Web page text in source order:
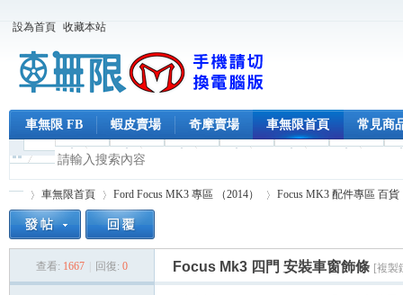
設為首頁 收藏本站
車無限 FB 蝦皮賣場 奇摩賣場 車無限首頁 常見商
車無限首頁
›
Ford Focus MK3 專區 （2014）
›
Focus MK3 配件專區 百貨
›
查看: 1667 回復: 0 Focus Mk3 四門 安裝車窗飾條 [複製